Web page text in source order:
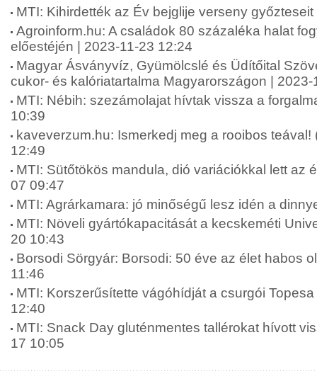
MTI: Kihirdették az Év bejglije verseny
Agroinform.hu: A családok 80 százaléka halat
előestéjén | 2023-11-23 12:24
Magyar Ásványvíz, Gyümölcslé és Üdítőital
cukor- és kalóriatartalma Magyarországon | 2023-
MTI: Nébih: szezámolajat hívtak vissza a
10:39
kaveverzum.hu: Ismerkedj meg a rooibos teával!
12:49
MTI: Sütőtökös mandula, dió variációkkal lett az
07 09:47
MTI: Agrárkamara: jó minőségű lesz idén a
MTI: Növeli gyártókapacitását a kecskeméti
20 10:43
Borsodi Sörgyár: Borsodi: 50 éve az élet habos
11:46
MTI: Korszerűsítette vágóhídját a csurgói
12:40
MTI: Snack Day gluténmentes tallérokat hívott
17 10:05